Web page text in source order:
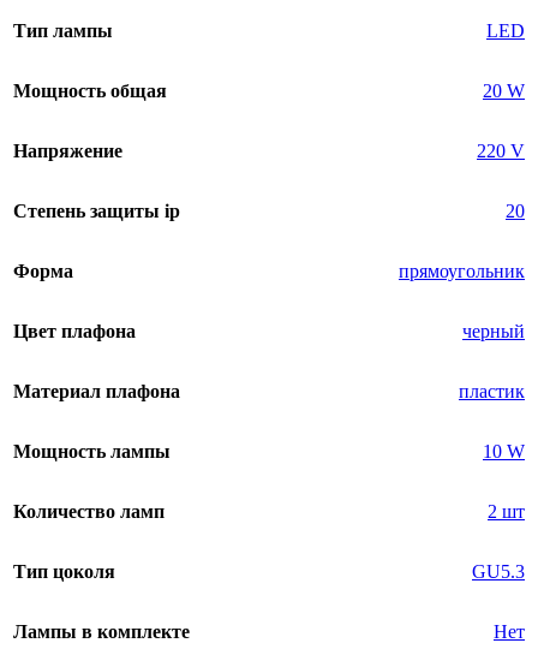
Тип лампы LED
Мощность общая 20 W
Напряжение 220 V
Степень защиты ip 20
Форма прямоугольник
Цвет плафона черный
Материал плафона пластик
Мощность лампы 10 W
Количество ламп 2 шт
Тип цоколя GU5.3
Лампы в комплекте Нет